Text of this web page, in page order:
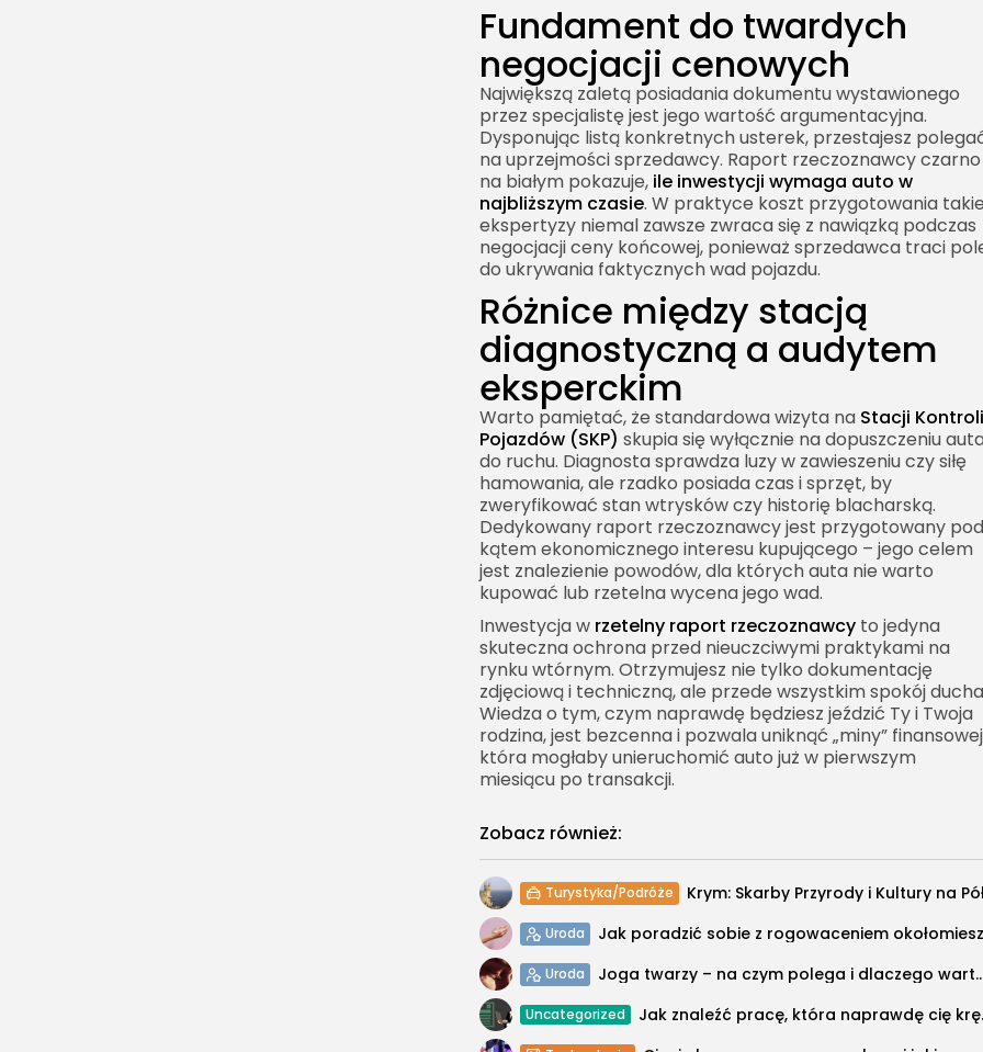
Fundament do twardych
negocjacji cenowych
Największą zaletą posiadania dokumentu wystawionego
przez specjalistę jest jego wartość argumentacyjna.
Dysponując listą konkretnych usterek, przestajesz
na uprzejmości sprzedawcy. Raport rzeczoznawcyczarno
na białym pokazuje, ile inwestycji wymaga auto w
najbliższym czasie. W praktyce koszt przygotowania
ekspertyzy niemal zawsze zwraca się z nawiązką podczas
negocjacji ceny końcowej, ponieważ sprzedawca traci
do ukrywania faktycznych wad pojazdu.
Różnice między stacją
diagnostyczną a audytem
eksperckim
Warto pamiętać, że standardowa wizyta na Stacji Kontroli
Pojazdów (SKP) skupia się wyłącznie na dopuszczeniu
do ruchu. Diagnosta sprawdza luzy w zawieszeniu czy siłę
hamowania, ale rzadko posiada czas i sprzęt, by
zweryfikować stan wtrysków czy historię blacharską.
Dedykowany raport rzeczoznawcyjest przygotowany pod
kątem ekonomicznego interesu kupującego – jego celem
jest znalezienie powodów, dla których auta nie warto
kupować lub rzetelna wycena jego wad.
Inwestycja w rzetelny raport rzeczoznawcy to jedyna
skuteczna ochrona przed nieuczciwymi praktykami na
rynku wtórnym. Otrzymujesz nie tylko dokumentację
zdjęciową i techniczną, ale przede wszystkim spokój
Wiedza o tym, czym naprawdę będziesz jeździć Ty i Twoja
rodzina, jest bezcenna i pozwala uniknąć „miny”
która mogłaby unieruchomić auto już w pierwszym
miesiącu po transakcji.
Zobacz również:
Turystyka/Podróże
Uroda
Uroda Joga twarzy – na czym
Uncategorized Jak znaleźć